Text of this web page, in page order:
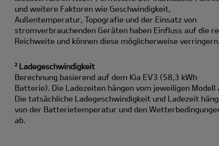
und weitere Faktoren wie Geschwindigkeit,
Außentemperatur, Topografie und der Einsatz von
stromverbrauchenden Geräten haben Einfluss auf die
Reichweite und können diese möglicherweise
² Ladegeschwindigkeit
Berechnung basierend auf dem Kia EV3 (58,3 kWh
Batterie). Die Ladezeiten hängen vom jeweiligen Modell
Die tatsächliche Ladegeschwindigkeit und Ladezeit
von der Batterietemperatur und den
ab.